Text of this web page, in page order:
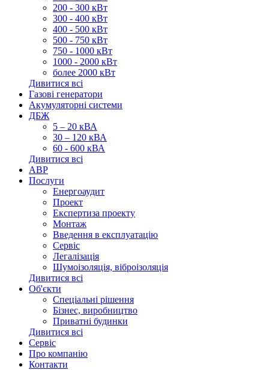
200 - 300 кВт
300 - 400 кВт
400 - 500 кВт
500 - 750 кВт
750 - 1000 кВт
1000 - 2000 кВт
более 2000 кВт
Дивитися всі
Газові генератори
Акумуляторні системи
ДБЖ
5 – 20 кВА
30 – 120 кВА
60 - 600 кВА
Дивитися всі
АВР
Послуги
Енергоаудит
Проект
Експертиза проекту
Монтаж
Введення в експлуатацію
Сервіс
Легалізація
Шумоізоляція, віброізоляція
Дивитися всі
Об'єкти
Спеціальні рішення
Бізнес, виробництво
Приватні будинки
Дивитися всі
Сервіс
Про компанію
Контакти